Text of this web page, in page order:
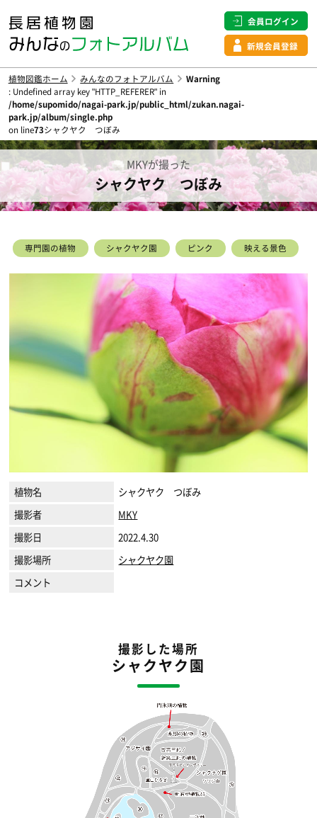
会員ログイン
新規会員登録
植物図鑑ホーム みんなのフォトアルバム
Warning
: Undefined array key "HTTP_REFERER" in
/home/supomido/nagai-park.jp/public_html/zukan.nagai-
park.jp/album/single.php
on line73シャクヤク つぼみ
MKYが撮った
シャクヤク つぼみ
専門園の植物 シャクヤク園 ピンク 映える景色
植物名
シャクヤク つぼみ
撮影者
MKY
撮影日
2022.4.30
撮影場所
シャクヤク園
コメント
撮影した場所
シャクヤク園